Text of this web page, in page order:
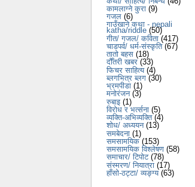
कामलाग्ने कुरा (9)
गजल (6)
गाउँखाने कथा - nepali
katha/riddle (50)
गीत/ गजल/ कविता (417)
चाडपर्व/ धर्म-संस्कृति (67)
तातो बहस (18)
दौँतरी खबर (33)
फिचर साहित्य (4)
ब्लगभित्र ब्लग (30)
भ्रमपीडा (1)
मनोरंजन (3)
रुबाइ (1)
विरोध र भर्त्सना (5)
व्यक्ति-अभिव्यक्ति (4)
शोध/ अध्ययन (13)
समबेदना (1)
समसामयिक (153)
समसामयिक विश्लेषण (58)
समाचार/ टिपोट (78)
संस्मरण/ नियात्रा (17)
हाँसो-ठट्टा/ व्यङ्ग्य (63)